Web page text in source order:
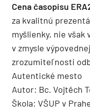
Cena časopisu
za kvalitnú
myšlienky, nie
v zmysle
zrozumiteľnosti
Autentické mesto
Autor: Bc. Vojtěch
Škola: VŠUP v